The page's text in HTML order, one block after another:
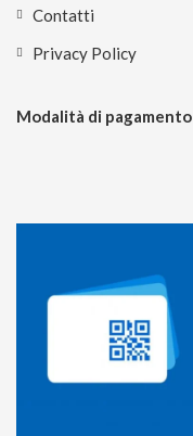
Contatti
Privacy Policy
Modalità di pagamento